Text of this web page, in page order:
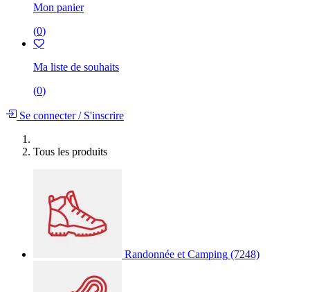
Mon panier
(0)
Ma liste de souhaits
(0)
Se connecter/S'inscrire
Tous les produits
Randonnée et Camping (7248)